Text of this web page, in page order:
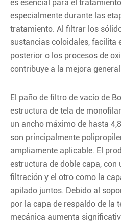
es esencial para el
especialmente durante las
tratamiento. Al filtrar los
sustancias coloidales, facilita
posterior o los procesos de
contribuye a la mejora
El paño de filtro de vacío de
estructura de tela de
un ancho máximo de hasta
son principalmente
ampliamente aplicable. El
estructura de doble capa, con
filtración y el otro como la
apilado juntos. Debido al
por la capa de respaldo de la
mecánica aumenta